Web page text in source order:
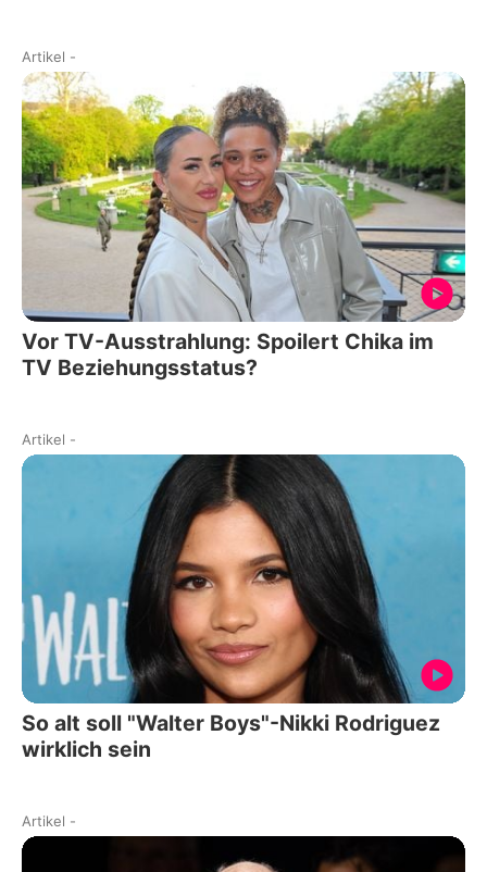
Artikel -
Vor TV-Ausstrahlung: Spoilert Chika im
TV Beziehungsstatus?
Artikel -
So alt soll "Walter Boys"-Nikki Rodriguez
wirklich sein
Artikel -